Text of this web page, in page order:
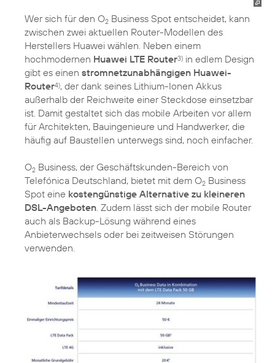
Wer sich für den O2 Business Spot entscheidet, kann
zwischen zwei aktuellen Router-Modellen des
Herstellers Huawei wählen. Neben einem
hochmodernen Huawei LTE Router3) in edlem Design
gibt es einen stromnetzunabhängigen Huawei-
Router4), der dank seines Lithium-Ionen Akkus
außerhalb der Reichweite einer Steckdose einsetzbar
ist. Damit gestaltet sich das mobile Arbeiten vor allem
für Architekten, Bauingenieure und Handwerker, die
häufig auf Baustellen unterwegs sind, noch einfacher.
O2 Business, der Geschäftskunden-Bereich von
Telefónica Deutschland, bietet mit dem O2 Business
Spot eine kostengünstige Alternative zu kleineren
DSL-Angeboten . Zudem lässt sich der mobile Router
auch als Backup-Lösung während eines
Anbieterwechsels oder bei zeitweisen Störungen
verwenden.